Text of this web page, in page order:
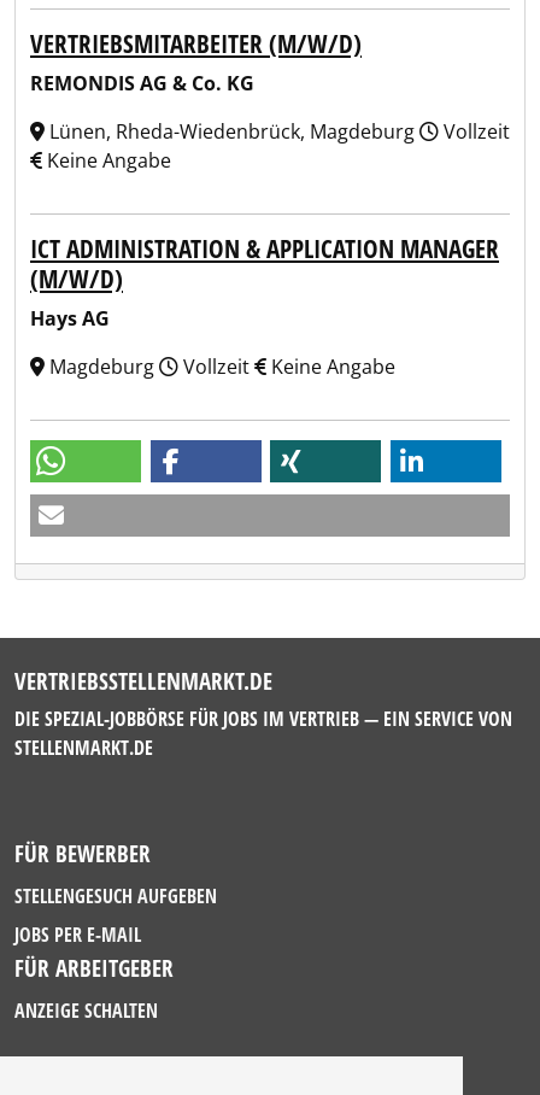
VERTRIEBSMITARBEITER (M/W/D)
REMONDIS AG & Co. KG
Lünen, Rheda-Wiedenbrück, Magdeburg
Vollzeit
Keine Angabe
ICT ADMINISTRATION & APPLICATION MANAGER
(M/W/D)
Hays AG
Magdeburg
Vollzeit Keine Angabe
VERTRIEBSSTELLENMARKT.DE
DIE SPEZIAL-JOBBÖRSE FÜR JOBS IM VERTRIEB — EIN SERVICE VON
STELLENMARKT.DE
FÜR BEWERBER
STELLENGESUCH AUFGEBEN
JOBS PER E-MAIL
FÜR ARBEITGEBER
ANZEIGE SCHALTEN